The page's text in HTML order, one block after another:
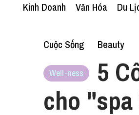
Kinh Doanh Văn Hóa Du
Cuộc Sống Beauty
Well-ness
5
cho